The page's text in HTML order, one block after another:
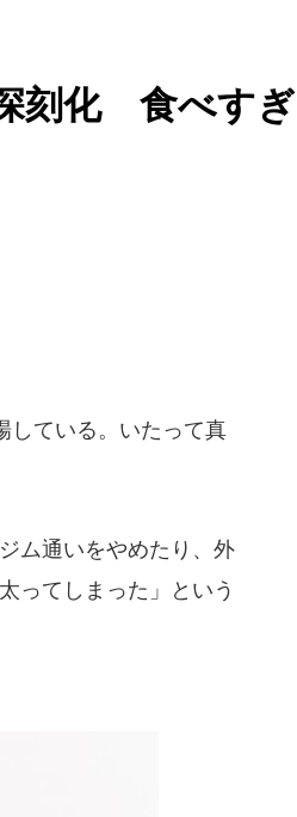
刻化 食べすぎ
している。いたって真
ム通いをやめたり、外
ってしまった」という